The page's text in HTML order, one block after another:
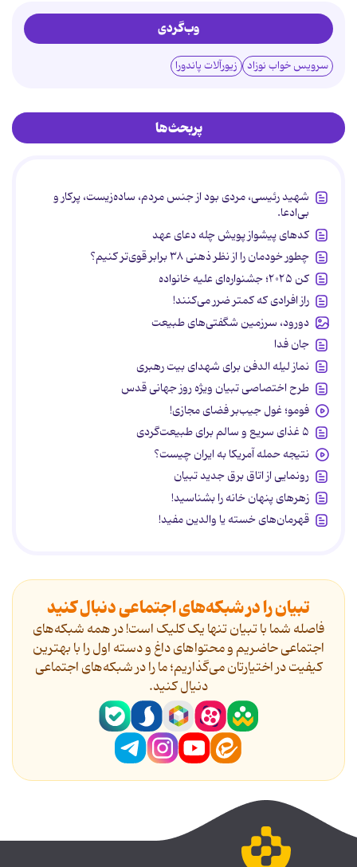
وب‌گردی
سرویس خواب نوزاد زیورآلات پاندورا
پربحث‌ها
شهید رئیسی، مردی بود از جنس مردم، ساده‌زیست، پرکار و
بی‌ادعا.
کدهای پیشواز پویش چله دعای عهد
چطور خودمان را از نظر ذهنی ۳۸ برابر قوی‌تر کنیم؟
کن ۲۰۲۵؛ جشنواره‌ای علیه خانواده
راز افرادی که کمتر ضرر می‌کنند!
دورود، سرزمین شگفتی‌های طبیعت
جان فدا
نماز لیله الدفن برای شهدای بیت رهبری
طرح اختصاصی تبیان ویژه روز جهانی قدس
فومو؛ غول جیب‌بر فضای مجازی!
۵ غذای سریع و سالم برای طبیعت‌گردی
نتیجه حمله آمریکا به ایران چیست؟
رونمایی از اتاق برق جدید تبیان
زهرهای پنهان خانه را بشناسید!
قهرمان‌های خسته یا والدین مفید!
تبیان را در شبکه‌های اجتماعی دنبال کنید
فاصله شما با تبیان تنها یک کلیک است! در همه شبکه‌های
اجتماعی حاضریم و محتواهای داغ و دسته اول را با بهترین
کیفیت در اختیارتان می‌گذاریم؛ ما را در شبکه‌های اجتماعی
دنیال کنید.